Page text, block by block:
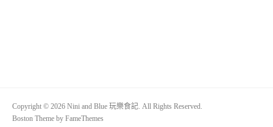
Copyright © 2026 Nini and Blue 玩樂食記. All Rights Reserved.
Boston Theme by FameThemes